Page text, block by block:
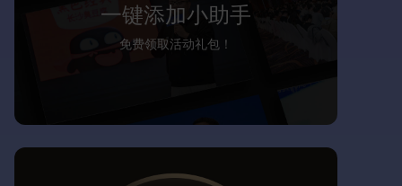
一键添加小助手
免费领取活动礼包！